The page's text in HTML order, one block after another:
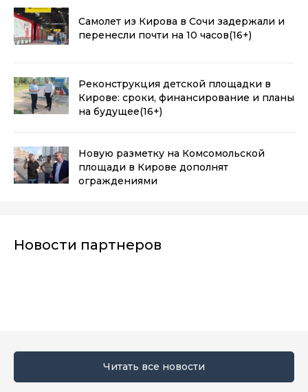
Самолет из Кирова в Сочи задержали и
перенесли почти на 10 часов(16+)
Реконструкция детской площадки в
Кирове: сроки, финансирование и планы
на будущее(16+)
Новую разметку на Комсомольской
площади в Кирове дополнят
ограждениями
Новости партнеров
Читать все новости